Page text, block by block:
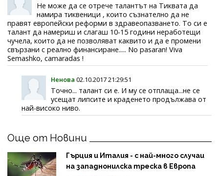
Не може да се отрече талантът на Тиквата да
намира тиквеници , които съзнателно да не
правят европейски реформи в здравеопазването. То си е
талант да намериш и слагаш 10-15 години неработещи
чучела, които да не позволяват каквито и да е промени
свързани с реално финансиране..... No pasaran! Viva
Semashko, camaradas !
Ненова 02.10.2017 21:29:51
Точно... талант си е. И му се отплаща...не се
усещат липсите и краденето продължава от
най-високо ниво.
Още от Новини
Гърция и Италия - с най-много случаи
на западнонилска треска в Европа